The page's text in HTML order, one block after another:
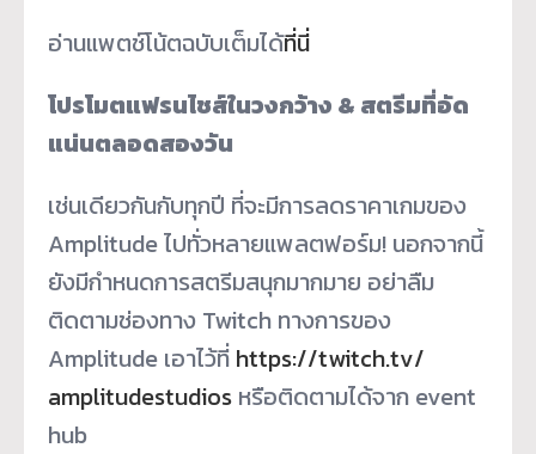
อ่านแพตช์โน้ตฉบับเต็มได้ที่นี่
โปรโมตแฟรนไชส์ในวงกว้าง & สตรีมที่อัด
แน่นตลอดสองวัน
เช่นเดียวกันกับทุกปี ที่จะมีการลดราคาเกมของ
Amplitude ไปทั่วหลายแพลตฟอร์ม! นอกจากนี้
ยังมีกำหนดการสตรีมสนุกมากมาย อย่าลืม
ติดตามช่องทาง Twitch ทางการของ
Amplitude เอาไว้ที่ https://twitch.tv/
amplitudestudios หรือติดตามได้จาก event
hub